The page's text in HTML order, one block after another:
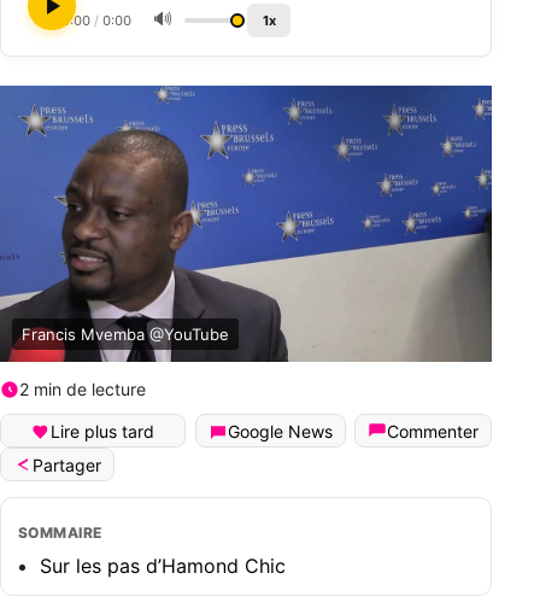
0:00 / 0:00 🔊 1x
Francis Mvemba @YouTube
2 min de lecture
Lire plus tard Google News
Commenter
Partager
SOMMAIRE
Sur les pas d’Hamond Chic